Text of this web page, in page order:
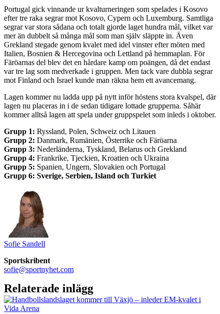
Portugal gick vinnande ur kvalturneringen som spelades i Kosovo
efter tre raka segrar mot Kosovo, Cypern och Luxemburg. Samtliga
segrar var stora sådana och totalt gjorde laget hundra mål, vilket var
mer än dubbelt så många mål som man själv släppte in. Även
Grekland stegade genom kvalet med idel vinster efter möten med
Italien, Bosnien & Hercegovina och Lettland på hemmaplan. För
Färöarnas del blev det en hårdare kamp om poängen, då det endast
var tre lag som medverkade i gruppen. Men tack vare dubbla segrar
mot Finland och Israel kunde man räkna hem ett avancemang.
Lagen kommer nu ladda upp på nytt inför höstens stora kvalspel, där
lagen nu placeras in i de sedan tidigare lottade grupperna. Såhär
kommer alltså lagen att spela under gruppspelet som inleds i oktober.
Grupp 1: Ryssland, Polen, Schweiz och Litauen
Grupp 2: Danmark, Rumänien, Österrike och Färöarna
Grupp 3: Nederländerna, Tyskland, Belarus och Grekland
Grupp 4: Frankrike, Tjeckien, Kroatien och Ukraina
Grupp 5: Spanien, Ungern, Slovakien och Portugal
Grupp 6: Sverige, Serbien, Island och Turkiet
Sofie Sandell
Sportskribent
sofie@sportnyhet.com
Relaterade inlägg